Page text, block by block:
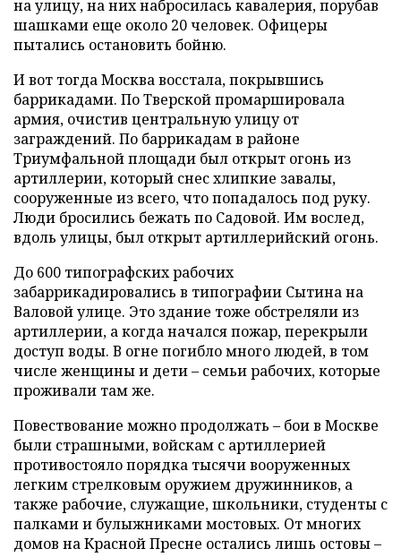
на улицу, на них набросилась кавалерия, порубав
шашками еще около 20 человек. Офицеры
пытались остановить бойню.
И вот тогда Москва восстала, покрывшись
баррикадами. По Тверской промаршировала
армия, очистив центральную улицу от
заграждений. По баррикадам в районе
Триумфальной площади был открыт огонь из
артиллерии, который снес хлипкие завалы,
сооруженные из всего, что попадалось под руку.
Люди бросились бежать по Садовой. Им вослед,
вдоль улицы, был открыт артиллерийский огонь.
До 600 типографских рабочих
забаррикадировались в типографии Сытина на
Валовой улице. Это здание тоже обстреляли из
артиллерии, а когда начался пожар, перекрыли
доступ воды. В огне погибло много людей, в том
числе женщины и дети – семьи рабочих, которые
проживали там же.
Повествование можно продолжать – бои в Москве
были страшными, войскам с артиллерией
противостояло порядка тысячи вооруженных
легким стрелковым оружием дружинников, а
также рабочие, служащие, школьники, студенты с
палками и булыжниками мостовых. От многих
домов на Красной Пресне остались лишь остовы –